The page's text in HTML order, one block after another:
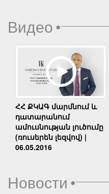
Видео•
ՀՀ ՔԿԱԳ մարմնում և
դատարանում
ամուսնության լուծումը
(ռուսերեն լեզվով) |
06.05.2016
Новости•